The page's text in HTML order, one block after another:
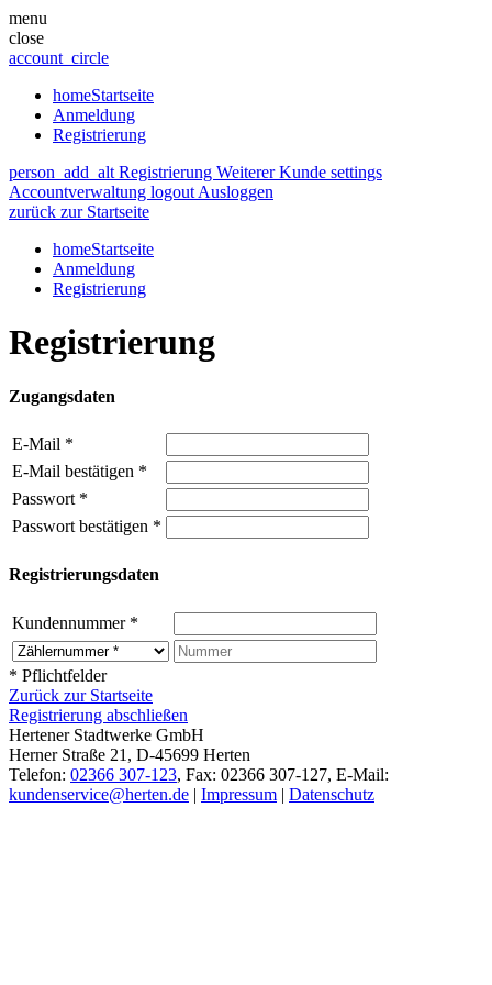
menu
close
account_circle
homeStartseite
Anmeldung
Registrierung
person_add_alt Registrierung Weiterer Kunde settings
Accountverwaltung logout Ausloggen
zurück zur Startseite
homeStartseite
Anmeldung
Registrierung
Registrierung
Zugangsdaten
E-Mail *
E-Mail bestätigen *
Passwort *
Passwort bestätigen *
Registrierungsdaten
Kundennummer *
* Pflichtfelder
Zurück zur Startseite
Registrierung abschließen
Hertener Stadtwerke GmbH
Herner Straße 21, D-45699 Herten
Telefon: 02366 307-123, Fax: 02366 307-127, E-Mail:
kundenservice@herten.de | Impressum | Datenschutz